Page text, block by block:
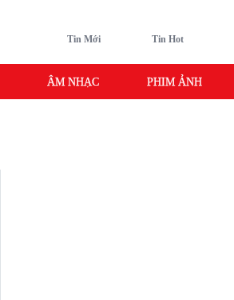
Tin Mới Tin Hot
ÂM NHẠC PHIM ẢNH